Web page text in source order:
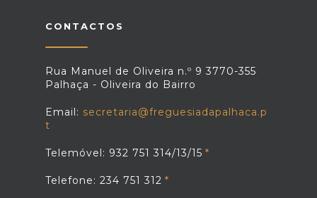
CONTACTOS
Rua Manuel de Oliveira n.º 9 3770-355
Palhaça - Oliveira do Bairro
Email: secretaria@freguesiadapalhaca.p
t
Telemóvel: 932 751 314/13/15
Telefone: 234 751 312